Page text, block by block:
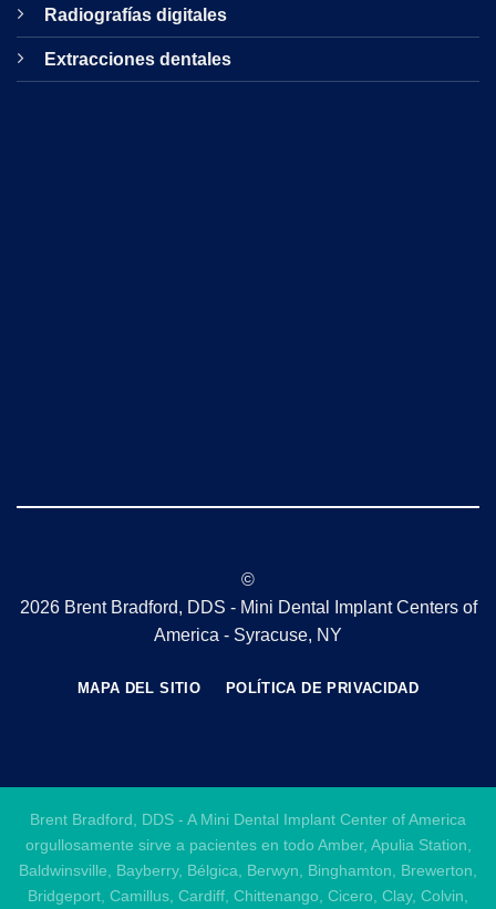
Radiografías digitales
Extracciones dentales
©
2026 Brent Bradford, DDS - Mini Dental Implant Centers of
America - Syracuse, NY
MAPA DEL SITIO POLÍTICA DE PRIVACIDAD
Brent Bradford, DDS - A Mini Dental Implant Center of America
orgullosamente sirve a pacientes en todo Amber, Apulia Station,
Baldwinsville, Bayberry, Bélgica, Berwyn, Binghamton, Brewerton,
Bridgeport, Camillus, Cardiff, Chittenango, Cicero, Clay, Colvin,